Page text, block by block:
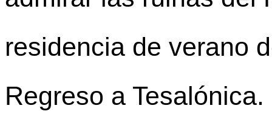
residencia de verano
Regreso a